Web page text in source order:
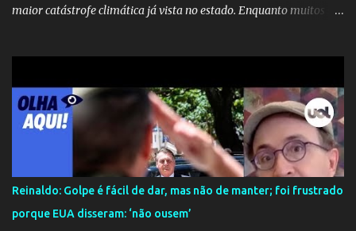
maior catástrofe climática já vista no estado. Enquanto muitos se
nas operações de salvamento. O receio é que notícias falsas, como
a de retenção de doações e o transporte de oxigênio, causem mais
apreensão na população já fragilizada por essa grave situação.
Tamanha é a seriedade do problema que o governo do estado
precisou criar uma força-tarefa para checar e desmentir as
desinformações, chegando ao ponto de o governo federal pedir
uma investigação para identificar os autores dessas notícias falsas.
O Negacionismo Climático da Extrema Direita Essa disseminação
Reinaldo: Golpe é fácil de dar, mas não de manter; foi frustrado
porque EUA disseram: ‘não ousem’